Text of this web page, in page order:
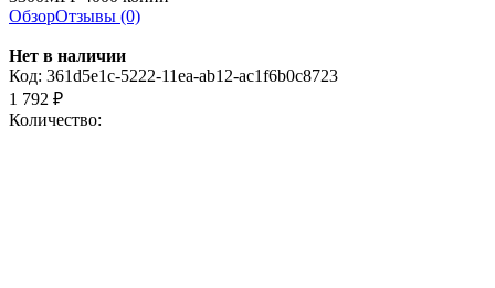
ОбзорОтзывы (0)
Нет в наличии
Код: 361d5e1c-5222-11ea-ab12-ac1f6b0c8723
1 792 ₽
Количество: